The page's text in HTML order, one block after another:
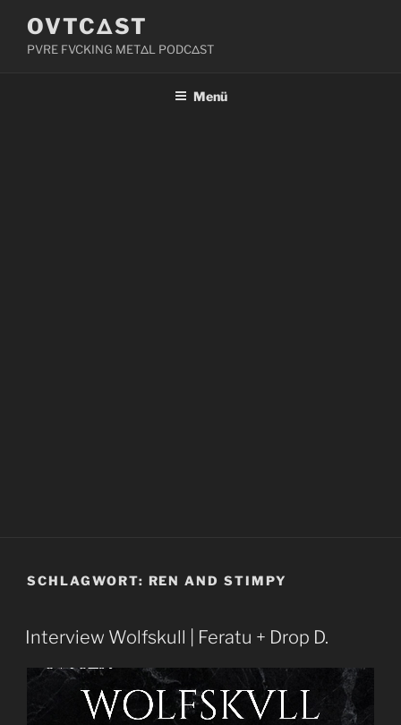
Inhalt
springen
OVTCΔST
PVRE FVCKING METΔL PODCΔST
Menü
SCHLAGWORT: REN AND STIMPY
Interview Wolfskull | Feratu + Drop D.